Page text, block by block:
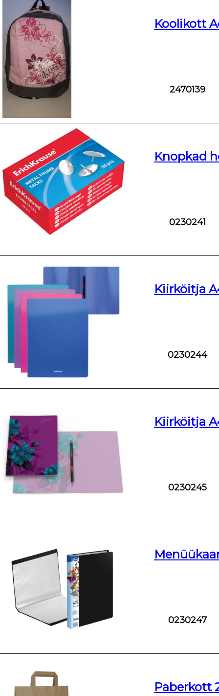
Koolikott
2470139
Knopkad
0230241
Kiirköitja
0230244
Kiirköitja
0230245
0230247
Paberkott